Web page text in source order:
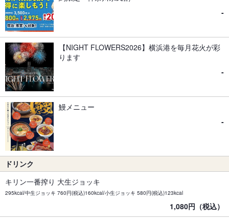
-
【NIGHT FLOWERS2026】横浜港を毎月花火が彩
ります
-
鰻メニュー
-
ドリンク
キリン一番搾り 大生ジョッキ
295kcal/中生ジョッキ 760円(税込)160kcal/小生ジョッキ 580円(税込)123kcal
1,080円（税込）